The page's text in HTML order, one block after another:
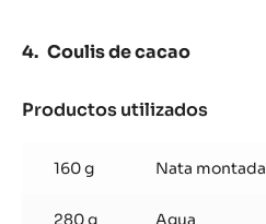
Coulis de cacao
Productos utilizados
cacao
160 g Nata montada
280 g Agua